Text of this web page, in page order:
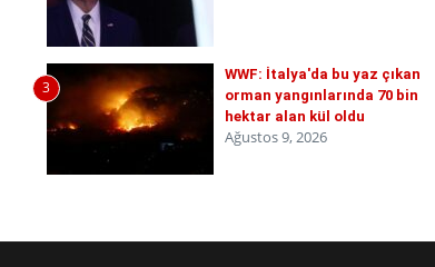
3
WWF: İtalya'da bu yaz çıkan
orman yangınlarında 70 bin
hektar alan kül oldu
Ağustos 9, 2026